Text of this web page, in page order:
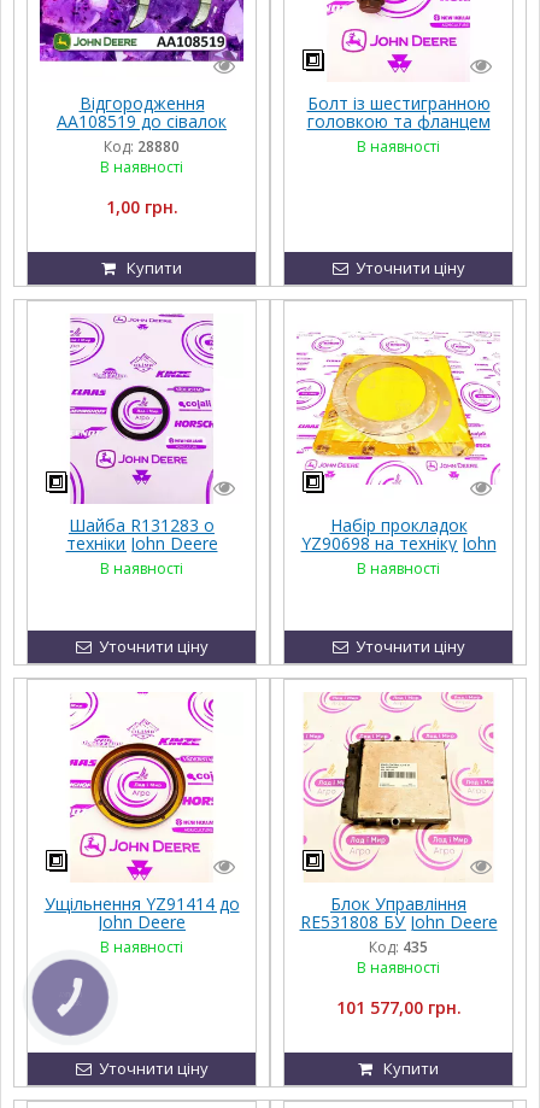
Відгородження
AA108519 до сівалок
John Deere
Код: 28880
В наявності
1,00 грн.
Купити
Болт із шестигранною
головкою та фланцем
R535377 до техніки
JOHN DEERE
В наявності
Уточнити ціну
Шайба R131283 о
техніки John Deere
В наявності
Уточнити ціну
Набір прокладок
YZ90698 на техніку John
Deere
В наявності
Уточнити ціну
Ущільнення YZ91414 до
John Deere
В наявності
Уточнити ціну
Блок Управління
RE531808 БУ John Deere
Код: 435
В наявності
101 577,00 грн.
Купити
КНОПКА
ЗВ'ЯЗКУ